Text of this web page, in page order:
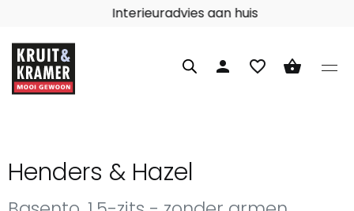
Interieuradvies aan huis
person favorite_border shopping_basket
Henders & Hazel